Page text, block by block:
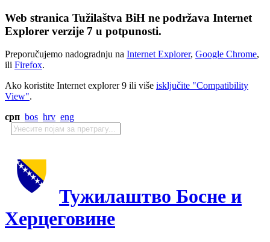
Web stranica Tužilaštva BiH ne podržava Internet
Explorer verzije 7 u potpunosti.
Preporučujemo nadogradnju na Internet Explorer, Google Chrome,
ili Firefox.
Ako koristite Internet explorer 9 ili više isključite "Compatibility
View".
срп bos hrv eng
Тужилаштво Босне и
Херцеговине